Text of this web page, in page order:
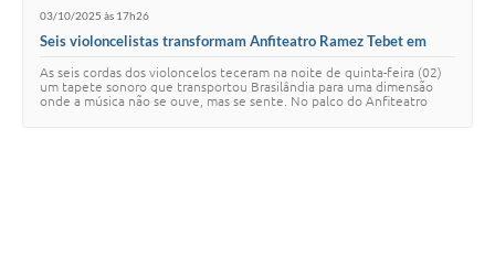
03/10/2025 às 17h26
Seis violoncelistas transformam Anfiteatro Ramez Tebet em
As seis cordas dos violoncelos teceram na noite de quinta-feira (02)
um tapete sonoro que transportou Brasilândia para uma dimensão
onde a música não se ouve, mas se sente. No palco do Anfiteatro